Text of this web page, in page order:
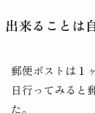
出来ることは
郵便ポストは１
日行ってみると
た。